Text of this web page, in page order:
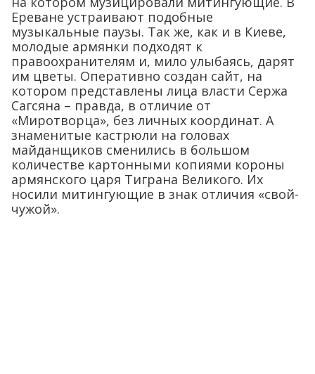
Ереване устраивают подобные
музыкальные паузы. Так же, как и в Киеве,
молодые армянки подходят к
правоохранителям и, мило улыбаясь, дарят
им цветы. Оперативно создан сайт, на
котором представлены лица власти Сержа
Сагсяна – правда, в отличие от
«Миротворца», без личных координат. А
знаменитые кастрюли на головах
майданщиков сменились в большом
количестве картонными копиями короны
армянского царя Тиграна Великого. Их
носили митингующие в знак отличия «свой-
чужой».